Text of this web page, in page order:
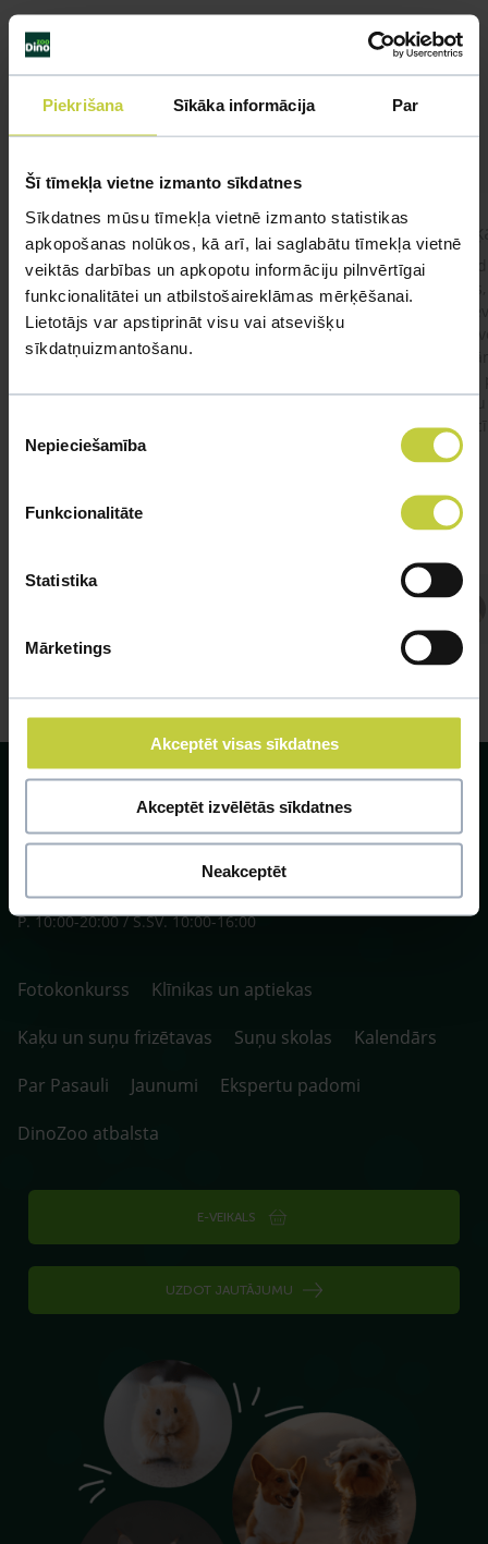
Piekrišana Sīkāka informācija Par
Šī tīmekļa vietne izmanto sīkdatnes
Sīkdatnes mūsu tīmekļa vietnē izmanto statistikas
apkopošanas nolūkos, kā arī, lai saglabātu tīmekļa vietnē
veiktās darbības un apkopotu informāciju pilnvērtīgai
funkcionalitātei un atbilstošaireklāmas mērķēšanai.
Lietotājs var apstiprināt visu vai atsevišķu
sīkdatņuizmantošanu.
izvēle
Nepieciešamība
Funkcionalitāte
Statistika
Mārketings
Akceptēt visas sīkdatnes
Akceptēt izvēlētās sīkdatnes
Neakceptēt
Līdzīgi jautājumi
Mūsu eksperti spēs atbildēt uz jebkuru Jūsu jautājumu
kaķis apēdis plēvi
Ja kaķim gadījies apēst plastiku ,ko ieklāj zem
garnelēm kārbiņās apakšā.Kādas sekas varētu
būt?Kā kaķis varētu reağēt...Ko darīt?
būtu
SIA ZOO Centrs, LV40003622166,
Vienības gatve 109, Rīga, Latvija, LV-1058.
P. 10:00-20:00 / S.SV. 10:00-16:00
Fotokonkurss
Klīnikas un aptiekas
Kaķu un suņu frizētavas
Suņu skolas
Kalendārs
Par Pasauli
Jaunumi
Ekspertu padomi
DinoZoo atbalsta
E-VEIKALS
UZDOT JAUTĀJUMU